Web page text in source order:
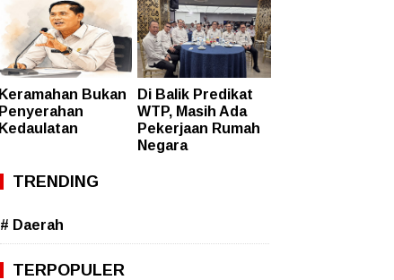
Keramahan Bukan
Penyerahan
Kedaulatan
Di Balik Predikat
WTP, Masih Ada
Pekerjaan Rumah
Negara
TRENDING
# Daerah
TERPOPULER